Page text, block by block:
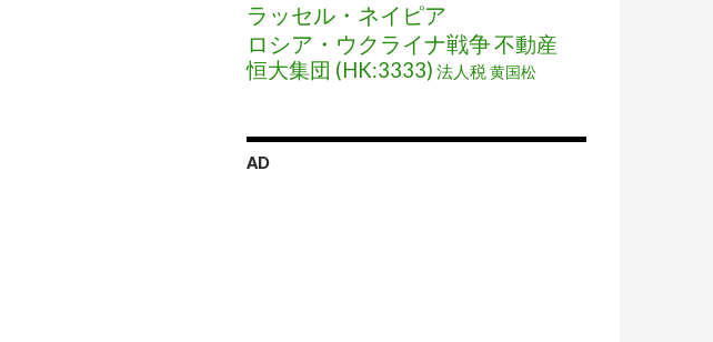
ラッセル・ネイピア
ロシア・ウクライナ戦争不動産
恒大集団 (HK:3333) 法人税黄国松
AD